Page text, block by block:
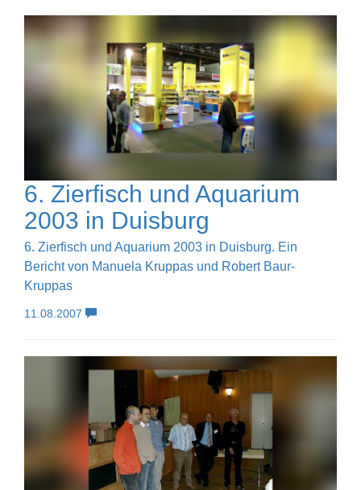
6. Zierfisch und Aquarium
2003 in Duisburg
6. Zierfisch und Aquarium 2003 in Duisburg. Ein
Bericht von Manuela Kruppas und Robert Baur-
Kruppas
11.08.2007